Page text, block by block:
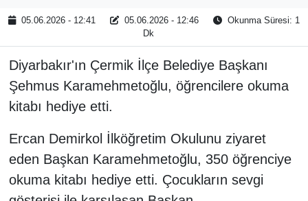
05.06.2026 - 12:41 05.06.2026 - 12:46
Okunma Süresi: 1
Dk
Diyarbakır'ın Çermik İlçe Belediye Başkanı
Şehmus Karamehmetoğlu, öğrencilere okuma
kitabı hediye etti.
Ercan Demirkol İlköğretim Okulunu ziyaret
eden Başkan Karamehmetoğlu, 350 öğrenciye
okuma kitabı hediye etti. Çocukların sevgi